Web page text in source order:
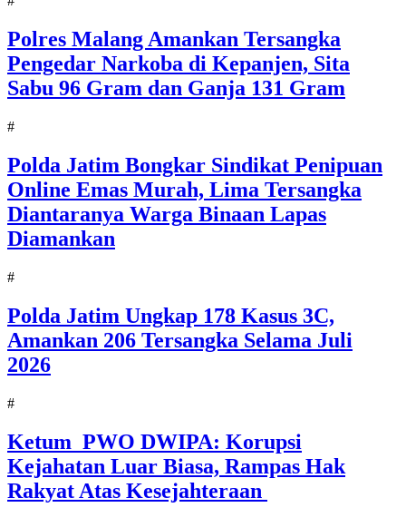
Polres Malang Amankan Tersangka
Pengedar Narkoba di Kepanjen, Sita
Sabu 96 Gram dan Ganja 131 Gram
#
Polda Jatim Bongkar Sindikat Penipuan
Online Emas Murah, Lima Tersangka
Diantaranya Warga Binaan Lapas
Diamankan
#
Polda Jatim Ungkap 178 Kasus 3C,
Amankan 206 Tersangka Selama Juli
2026
#
Ketum PWO DWIPA: Korupsi
Kejahatan Luar Biasa, Rampas Hak
Rakyat Atas Kesejahteraan